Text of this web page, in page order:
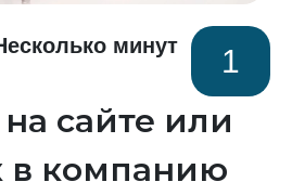
минут 1
сайте или
в компанию